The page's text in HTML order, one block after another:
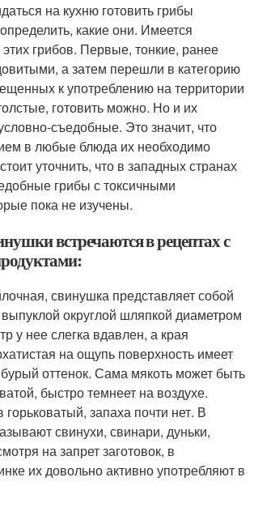
на кухню готовить грибы
какие они. Имеется
грибов. Первые, тонкие, ранее
а затем перешли в категорию
к употреблению на территории
готовить можно. Но и их
съедобные. Это значит, что
в любые блюда их необходимо
уточнить, что в западных странах
грибы с токсичными
пока не изучены.
встречаются в рецептах с
свинушка представляет собой
округлой шляпкой диаметром
у нее слегка вдавлен, а края
на ощупь поверхность имеет
оттенок. Сама мякоть может быть
быстро темнеет на воздухе.
горьковатый, запаха почти нет. В
свинухи, свинари, дуньки,
на запрет заготовок, в
их довольно активно употребляют в